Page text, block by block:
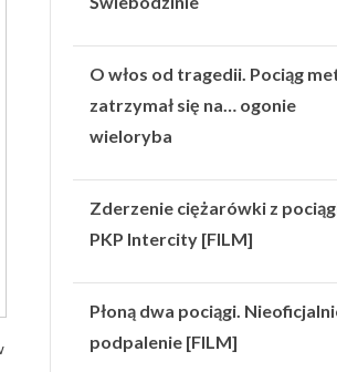
O włos od tragedii. Pociąg
zatrzymał się na… ogonie
wieloryba
Zderzenie ciężarówki z
PKP Intercity [FILM]
Płoną dwa pociągi.
podpalenie [FILM]